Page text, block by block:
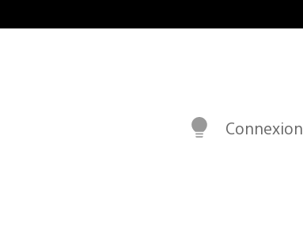
Connexion